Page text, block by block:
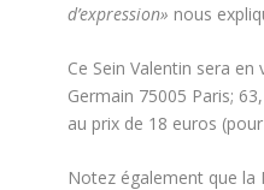
d’expression» nous
Ce Sein Valentin sera
Germain 75005 Paris;
au prix de 18 euros
Notez également que la